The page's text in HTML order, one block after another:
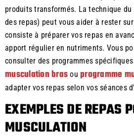
produits transformés. La technique du
des repas) peut vous aider à rester
consiste à préparer vos repas en
apport régulier en nutriments. Vous
consulter des programmes
musculation bras ou programme
adapter vos repas selon vos séances
EXEMPLES DE REPAS
MUSCULATION